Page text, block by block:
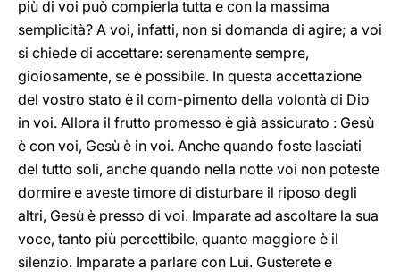
più di voi può compierla tutta e con la massima
semplicità? A voi, infatti, non si domanda di agire; a voi
si chiede di accettare: serenamente sempre,
gioiosamente, se è possibile. In questa accettazione
del vostro stato è il com-pimento della volontà di Dio
in voi. Allora il frutto promesso è già assicurato : Gesù
è con voi, Gesù è in voi. Anche quando foste lasciati
del tutto soli, anche quando nella notte voi non poteste
dormire e aveste timore di disturbare il riposo degli
altri, Gesù è presso di voi. Imparate ad ascoltare la sua
voce, tanto più percettibile, quanto maggiore è il
silenzio. Imparate a parlare con Lui. Gusterete e